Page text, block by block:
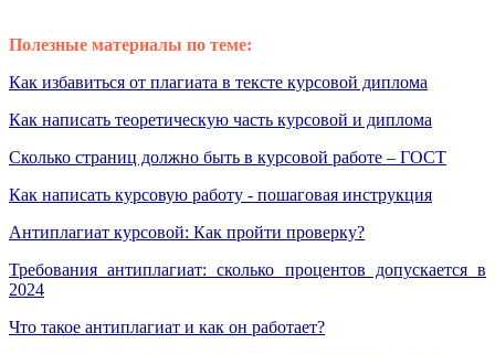
Полезные материалы по теме:
Как избавиться от плагиата в тексте курсовой диплома
Как написать теоретическую часть курсовой и диплома
Сколько страниц должно быть в курсовой работе – ГОСТ
Как написать курсовую работу - пошаговая инструкция
Антиплагиат курсовой: Как пройти проверку?
Требования антиплагиат: сколько процентов допускается в
2024
Что такое антиплагиат и как он работает?